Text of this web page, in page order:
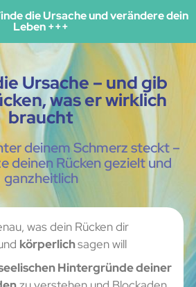
die Ursache und verändere dein
Leben +++
Ursache – und gib
was er wirklich
braucht
deinem Schmerz steckt –
deinen Rücken gezielt und
ganzheitlich
was dein Rücken dir
körperlichsagen will
Hintergründe deiner